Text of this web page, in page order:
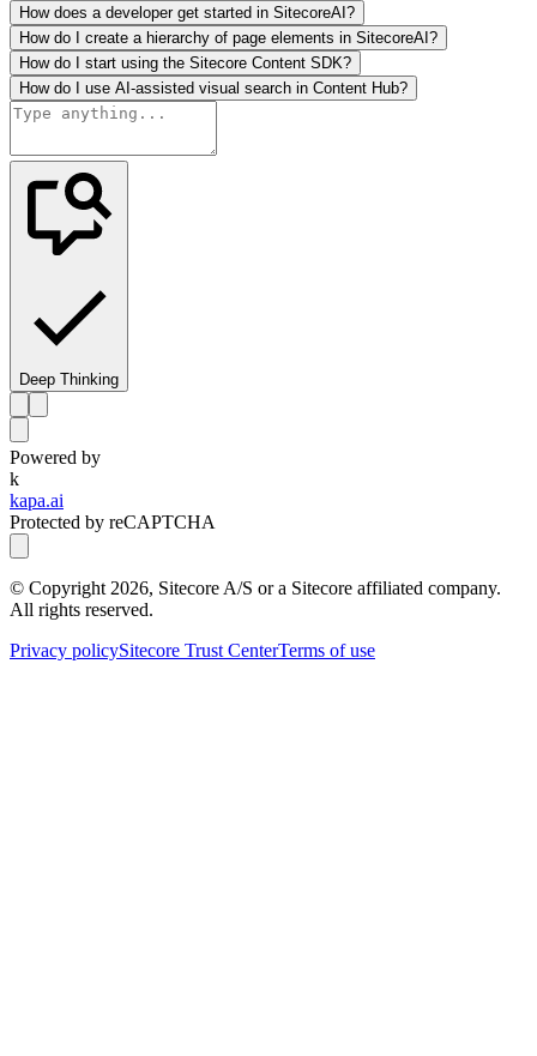
How does a developer get started in SitecoreAI?
How do I create a hierarchy of page elements in SitecoreAI?
How do I start using the Sitecore Content SDK?
How do I use AI-assisted visual search in Content Hub?
Deep Thinking
Powered by
k
kapa.ai
Protected by reCAPTCHA
© Copyright 2026, Sitecore A/S or a Sitecore affiliated company.
All rights reserved.
Privacy policySitecore Trust CenterTerms of use